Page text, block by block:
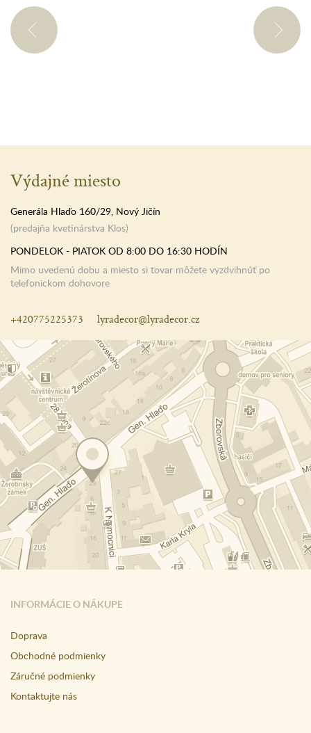
INFORMÁCIE O NÁKUPE
Doprava
Obchodné podmienky
Záručné podmienky
Kontaktujte nás
Výdajné miesto
Generála Hlaďo 160/29, Nový Jičín
(predajňa kvetinárstva Klos)
PONDELOK - PIATOK OD 8:00 DO 16:30 HODÍN
Mimo uvedenú dobu a miesto si tovar môžete vyzdvihnúť po
telefonickom dohovore
+420775225373 lyradecor@lyradecor.cz